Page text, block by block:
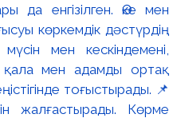
да енгізілген. Әке мен
көркемдік дәстүрдің
мен кескіндемені,
мен адамды ортақ
тоғыстырады. 📌
жалғастырады. Көрме